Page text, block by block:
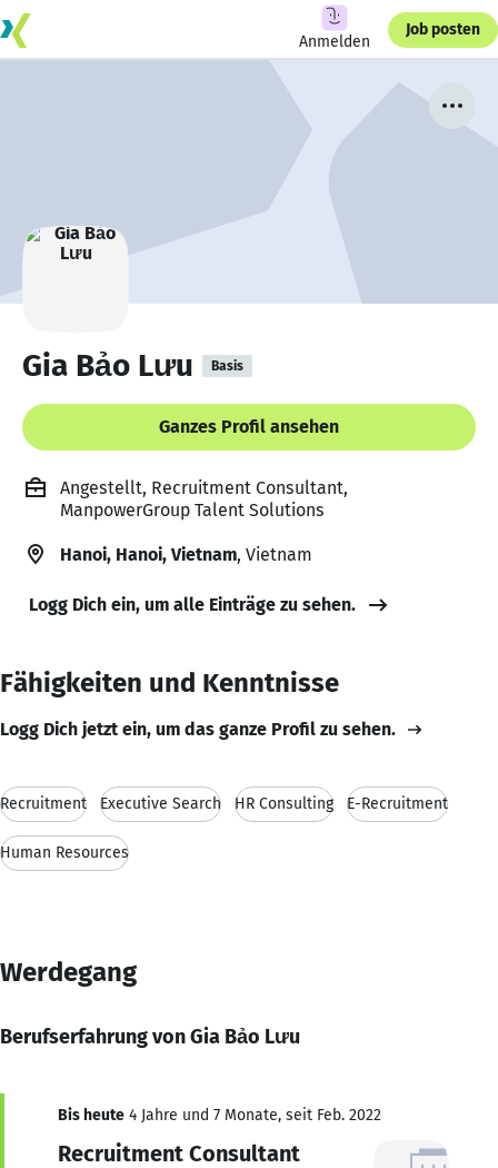
Anmelden
Job posten
Gia Bảo Lưu Basis
Ganzes Profil ansehen
Angestellt, Recruitment Consultant,
ManpowerGroup Talent Solutions
Hanoi, Hanoi, Vietnam, Vietnam
Logg Dich ein, um alle Einträge zu sehen.
Fähigkeiten und Kenntnisse
Logg Dich jetzt ein, um das ganze Profil zu sehen.
Recruitment Executive Search HR Consulting E-Recruitment
Human Resources
Werdegang
Berufserfahrung von Gia Bảo Lưu
Bis heute 4 Jahre und 7 Monate, seit Feb. 2022
Recruitment Consultant